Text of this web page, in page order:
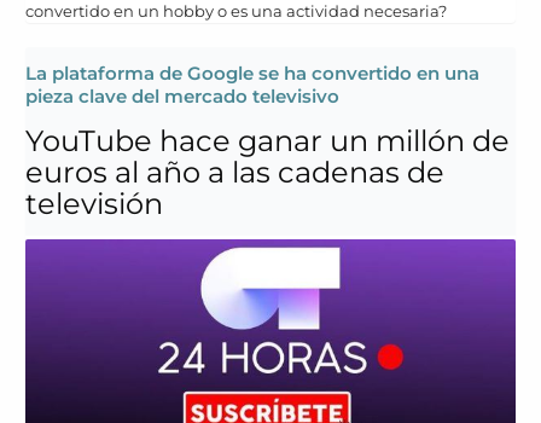
convertido en un hobby o es una actividad necesaria?
La plataforma de Google se ha convertido en una
pieza clave del mercado televisivo
YouTube hace ganar un millón de
euros al año a las cadenas de
televisión